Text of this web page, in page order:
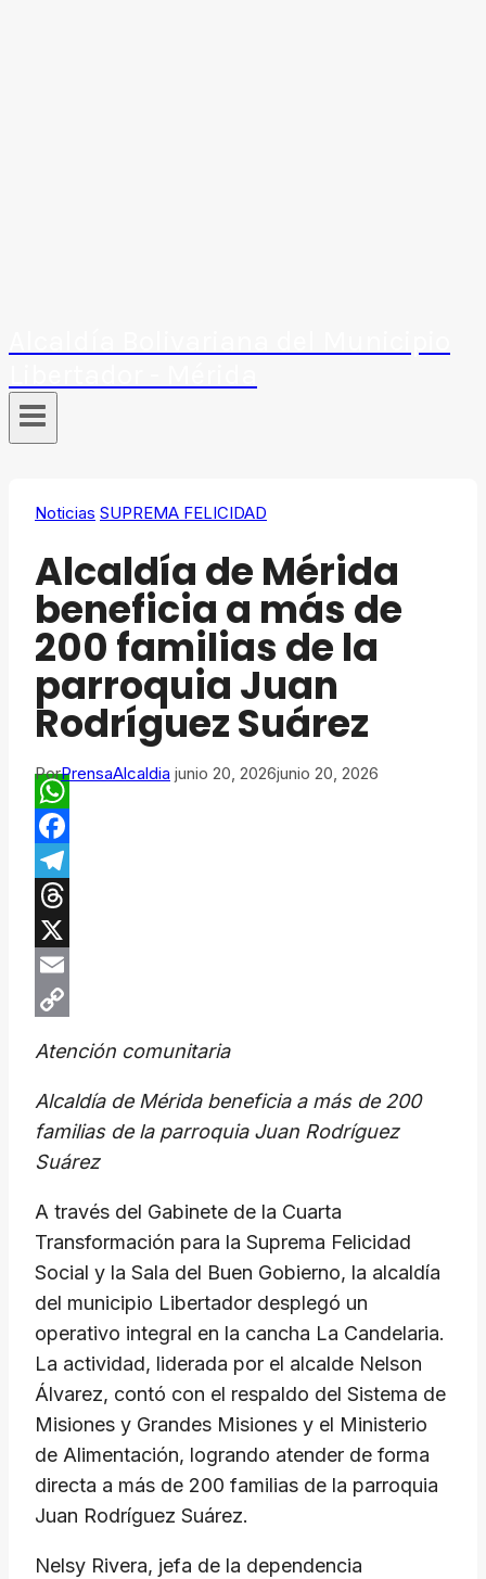
Noticias SUPREMA FELICIDAD
Alcaldía de Mérida
beneficia a más de
200 familias de la
parroquia Juan
Rodríguez Suárez
PorPrensaAlcaldia junio 20, 2026junio 20, 2026
WhatsApp
Facebook
Telegram
Threads
X
Email
Atención comunitaria
Alcaldía de Mérida beneficia a más de 200
familias de la parroquia Juan Rodríguez
Suárez
A través del Gabinete de la Cuarta
Transformación para la Suprema Felicidad
Social y la Sala del Buen Gobierno, la alcaldía
del municipio Libertador desplegó un
operativo integral en la cancha La Candelaria.
La actividad, liderada por el alcalde Nelson
Álvarez, contó con el respaldo del Sistema de
Misiones y Grandes Misiones y el Ministerio
de Alimentación, logrando atender de forma
directa a más de 200 familias de la parroquia
Juan Rodríguez Suárez.
Nelsy Rivera, jefa de la dependencia